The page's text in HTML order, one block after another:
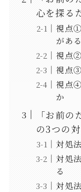
心を探る
視点
があ
視点
視点
視点
か
「お前
の3つの
対処
対処
る
対処